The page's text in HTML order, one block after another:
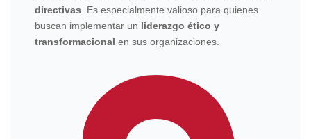
directivas . Es especialmente valioso para quienes
buscan implementar un liderazgo ético y
transformacional en sus organizaciones.